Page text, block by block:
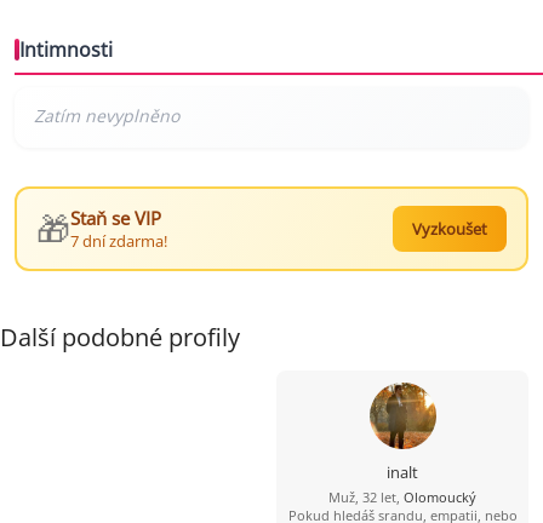
Intimnosti
🎁Staň se VIP
7 dní zdarma!
Vyzkoušet
Další podobné profily
inalt
Muž, 32 let, Olomoucký
Pokud hledáš srandu, empatii, nebo